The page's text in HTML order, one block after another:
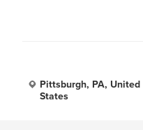
Pittsburgh, PA, United
States